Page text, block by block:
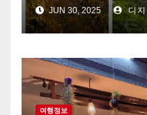
JUN 30, 2025 디지
여행정보